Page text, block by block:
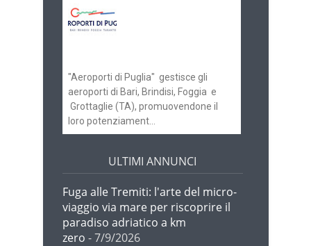
"Aeroporti di Puglia" gestisce gli
aeroporti di Bari, Brindisi, Foggia e
Grottaglie (TA), promuovendone il
loro potenziament...
ULTIMI ANNUNCI
Fuga alle Tremiti: l'arte del micro-
viaggio via mare per riscoprire il
paradiso adriatico a km
zero - 7/9/2026